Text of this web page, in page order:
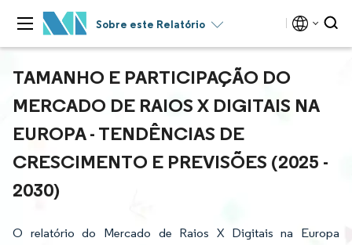
Sobre este Relatório
TAMANHO E PARTICIPAÇÃO DO
MERCADO DE RAIOS X DIGITAIS NA
EUROPA - TENDÊNCIAS DE
CRESCIMENTO E PREVISÕES (2025 -
2030)
O relatório do Mercado de Raios X Digitais na Europa